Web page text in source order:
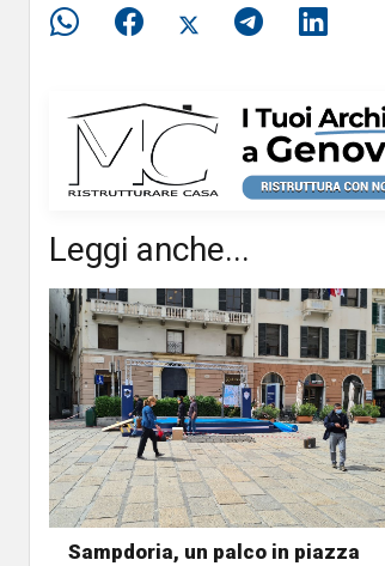
Leggi anche...
Sampdoria, un palco in piazza